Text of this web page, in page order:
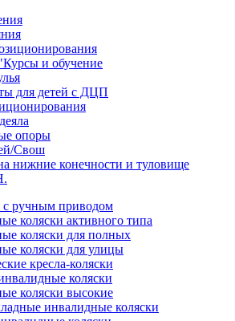
и обучение
для детей с ДЦП
опоры
Свош
нижние конечности и туловище
с ручным приводом
коляски активного типа
коляски для полных
коляски для улицы
кресла-коляски
коляски
коляски высокие
инвалидные коляски